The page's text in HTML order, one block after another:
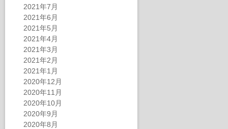
2021年7月
2021年6月
2021年5月
2021年4月
2021年3月
2021年2月
2021年1月
2020年12月
2020年11月
2020年10月
2020年9月
2020年8月